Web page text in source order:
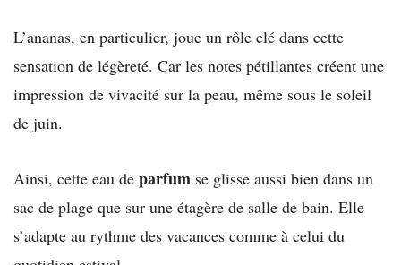
L’ananas, en particulier, joue un rôle clé dans cette
sensation de légèreté. Car les notes pétillantes créent une
impression de vivacité sur la peau, même sous le soleil
de juin.
Ainsi, cette eau de parfum se glisse aussi bien dans un
sac de plage que sur une étagère de salle de bain. Elle
s’adapte au rythme des vacances comme à celui du